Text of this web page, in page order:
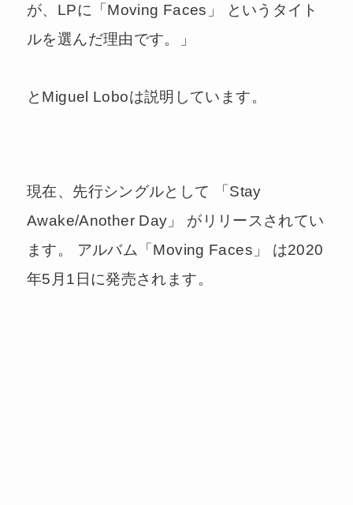
が、LPに「Moving Faces」 というタイト
ルを選んだ理由です。」
とMiguel Loboは説明しています。
現在、先行シングルとして 「Stay
Awake/Another Day」 がリリースされてい
ます。 アルバム「Moving Faces」 は2020
年5月1日に発売されます。